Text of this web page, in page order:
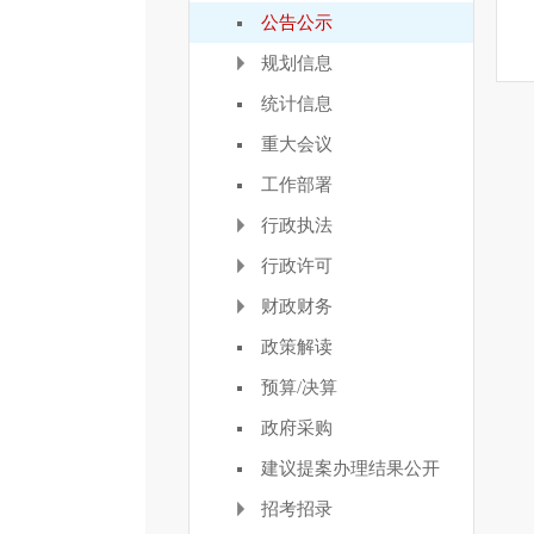
公告公示
规划信息
统计信息
重大会议
工作部署
行政执法
行政许可
财政财务
政策解读
预算/决算
政府采购
建议提案办理结果公开
招考招录